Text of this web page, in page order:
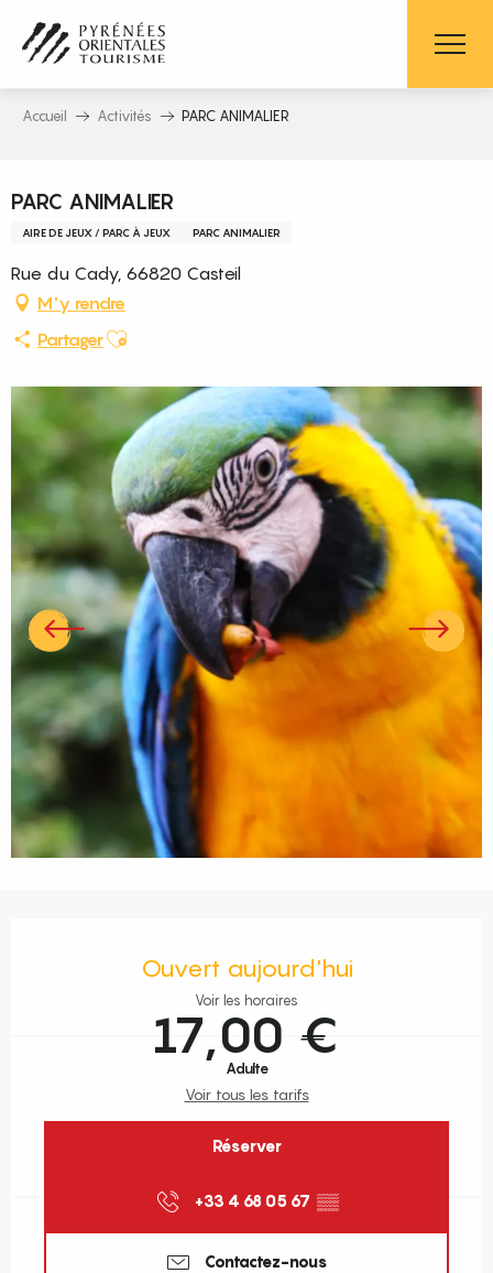
contenu
principal
Accueil Activités PARC ANIMALIER
PARC ANIMALIER
AIRE DE JEUX / PARC À JEUX PARC ANIMALIER
Rue du Cady, 66820 Casteil
M'y rendre
PartagerAjouter aux favoris
Ouvert aujourd'hui
Voir les horaires
17,00 €
Adulte
Voir tous les tarifs
Réserver
+33 4 68 05 67 ▒▒
Contactez-nous